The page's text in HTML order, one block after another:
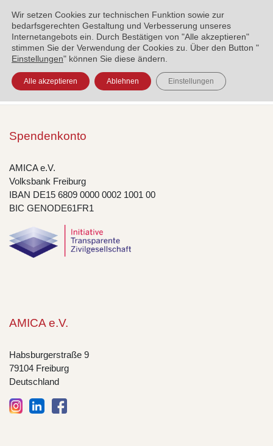
ENGLISH العربية УКРАЇНСЬКА
Spendenkonto
AMICA e.V.
Volksbank Freiburg
IBAN DE15 6809 0000 0002 1001 00
BIC GENODE61FR1
AMICA e.V.
Habsburgerstraße 9
79104 Freiburg
Deutschland
Wir setzen Cookies zur technischen Funktion sowie zur
bedarfsgerechten Gestaltung und Verbesserung unseres
Internetangebots ein. Durch Bestätigen von "Alle akzeptieren"
stimmen Sie der Verwendung der Cookies zu. Über den Button "
Einstellungen" können Sie diese ändern.
Alle akzeptieren Ablehnen Einstellungen